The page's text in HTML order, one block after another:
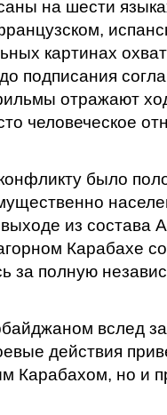
на шести
картинах
подписания
отражают
человеческое
было
из состава
Карабахе
за полную
вслед
действия
Карабахом, но и